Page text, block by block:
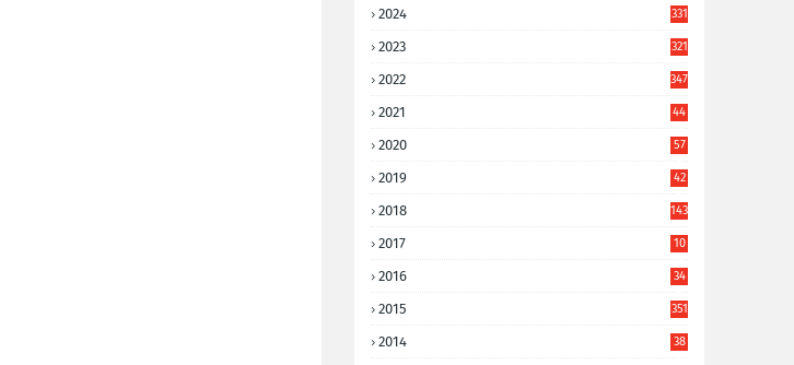
2024 331
2023 321
2022 347
2021
44
2020
57
2019
42
2018 143
2017
10
2016
34
2015 351
2014
38